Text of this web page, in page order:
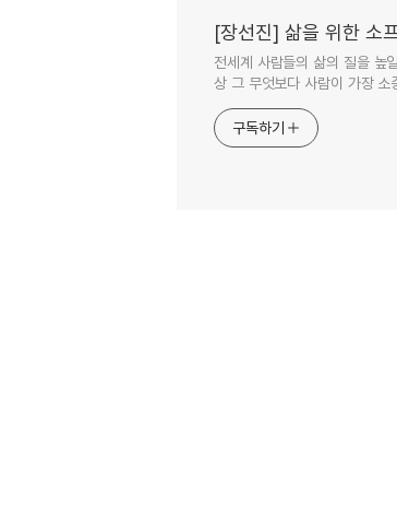
[장선진] 삶을 위한 소
전세계 사람들의 삶의 질을 높
상 그 무엇보다 사람이 가장
구독하기